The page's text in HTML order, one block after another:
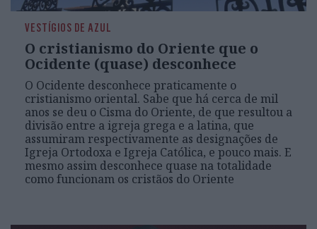
VESTÍGIOS DE AZUL
O cristianismo do Oriente que o
Ocidente (quase) desconhece
O Ocidente desconhece praticamente o
cristianismo oriental. Sabe que há cerca de mil
anos se deu o Cisma do Oriente, de que resultou a
divisão entre a igreja grega e a latina, que
assumiram respectivamente as designações de
Igreja Ortodoxa e Igreja Católica, e pouco mais. E
mesmo assim desconhece quase na totalidade
como funcionam os cristãos do Oriente